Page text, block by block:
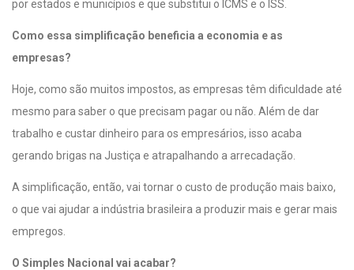
por estados e municípios e que substitui o ICMS e o ISS.
Como essa simplificação beneficia a economia e as
empresas?
Hoje, como são muitos impostos, as empresas têm dificuldade até
mesmo para saber o que precisam pagar ou não. Além de dar
trabalho e custar dinheiro para os empresários, isso acaba
gerando brigas na Justiça e atrapalhando a arrecadação.
A simplificação, então, vai tornar o custo de produção mais baixo,
o que vai ajudar a indústria brasileira a produzir mais e gerar mais
empregos.
O Simples Nacional vai acabar?